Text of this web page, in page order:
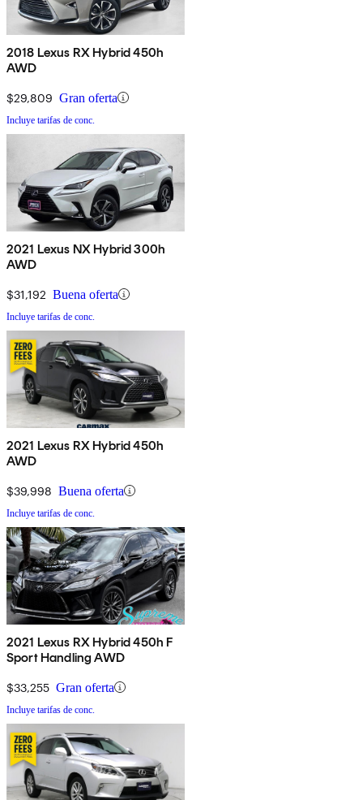
2018 Lexus RX Hybrid 450h
AWD
$29,809 Gran oferta
Incluye tarifas de conc.
2021 Lexus NX Hybrid 300h
AWD
$31,192 Buena oferta
Incluye tarifas de conc.
2021 Lexus RX Hybrid 450h
AWD
$39,998 Buena oferta
Incluye tarifas de conc.
2021 Lexus RX Hybrid 450h F
Sport Handling AWD
$33,255 Gran oferta
Incluye tarifas de conc.